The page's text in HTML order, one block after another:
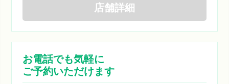
店舗詳細
お電話でも気軽に
ご予約いただけます